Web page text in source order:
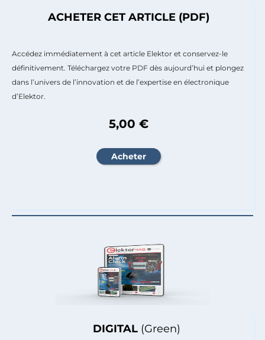
DIGITAL (Green)
ACHETER CET ARTICLE (PDF)
Accédez immédiatement à cet article Elektor et conservez-le
définitivement. Téléchargez votre PDF dès aujourd’hui et plongez
dans l’univers de l’innovation et de l’expertise en électronique
d’Elektor.
5,00 €